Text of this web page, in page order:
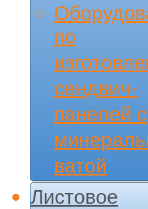
по
сендвич-
панелей с
ватой
Листовое